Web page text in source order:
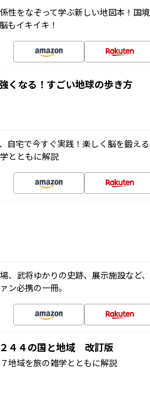
性をなぞって学ぶ新しい地図本！国
もイキイキ！
くなる！すごい地球の歩き方
自宅で今すぐ実践！楽しく脳を鍛え
とともに解説
、武将ゆかりの史跡、展示施設など
ン必携の一冊。
４４の国と地域 改訂版
地域を旅の雑学とともに解説